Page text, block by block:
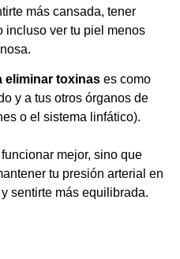
más cansada, tener
incluso ver tu piel menos
eliminar toxinases como
y a tus otros órganos de
o el sistema linfático).
mejor, sino que
tu presión arterial en
sentirte más equilibrada.